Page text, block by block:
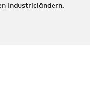
Industrieländern.